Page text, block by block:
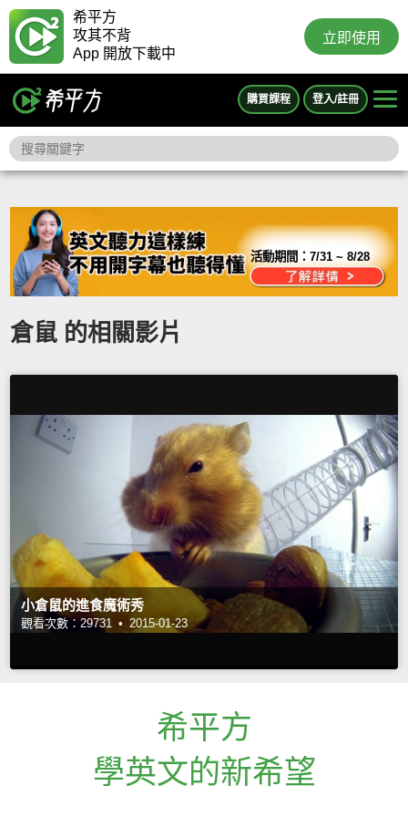
希平方
攻其不背
App 開放下載中
立即使用
購買課程 登入/註冊
活動期間：7/31 ~ 8/28
倉鼠 的相關影片
小倉鼠的進食魔術秀
觀看次數：29731 • 2015-01-23
希平方
學英文的新希望